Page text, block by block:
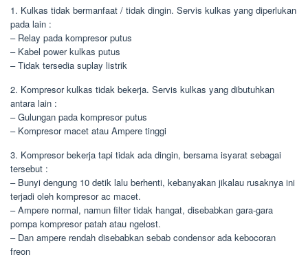
1. Kulkas tidak bermanfaat / tidak dingin. Servis kulkas yang diperlukan
pada lain :
– Relay pada kompresor putus
– Kabel power kulkas putus
– Tidak tersedia suplay listrik
2. Kompresor kulkas tidak bekerja. Servis kulkas yang dibutuhkan
antara lain :
– Gulungan pada kompresor putus
– Kompresor macet atau Ampere tinggi
3. Kompresor bekerja tapi tidak ada dingin, bersama isyarat sebagai
tersebut :
– Bunyi dengung 10 detik lalu berhenti, kebanyakan jikalau rusaknya ini
terjadi oleh kompresor ac macet.
– Ampere normal, namun filter tidak hangat, disebabkan gara-gara
pompa kompresor patah atau ngelost.
– Dan ampere rendah disebabkan sebab condensor ada kebocoran
freon